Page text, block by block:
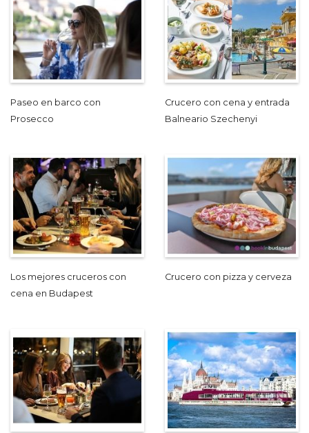
Paseo en barco con
Prosecco
Crucero con cena y entrada
Balneario Szechenyi
Los mejores cruceros con
cena en Budapest
Crucero con pizza y cerveza